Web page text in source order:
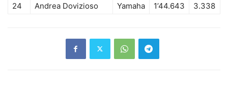
24
Andrea Dovizioso Yamaha 1’44.643 3.338